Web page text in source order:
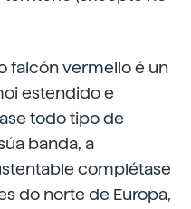
falcón vermello é un
estendido e
todo tipo de
banda, a
complétase
do norte de Europa,